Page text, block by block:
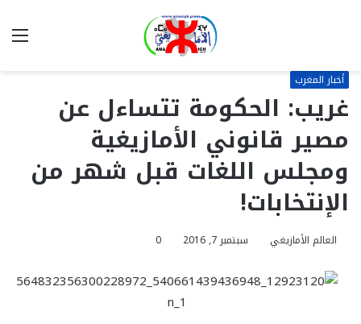
أخبار المغرب
غريب: الحكومة تتساءل عن
مصير قانوني الأمازيغية
ومجلس اللغات قبل شهر من
الإنتخابات!
العالم الأمازيغي سبتمبر 7, 2016 0